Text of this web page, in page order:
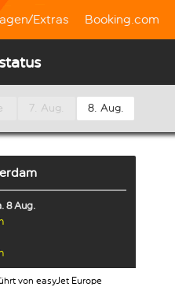
Extras Booking.com
7. Aug. 8. Aug.
8 Aug.
von easyJet Europe